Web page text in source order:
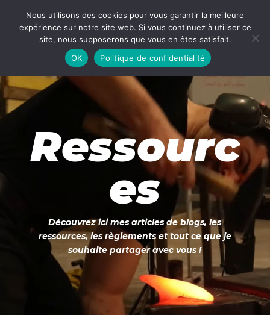
Ressourc
es
Découvrez ici mes articles de blogs, les
ressources, les règlements et tout ce que je
souhaite partager avec vous !
Nous utilisons des cookies pour vous garantir la meilleure
expérience sur notre site web. Si vous continuez à utiliser ce
site, nous supposerons que vous en êtes satisfait.
OK
Politique de confidentialité